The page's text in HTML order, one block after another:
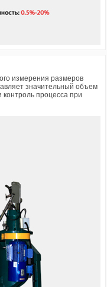
измерения размеров
значительный объем
процесса при